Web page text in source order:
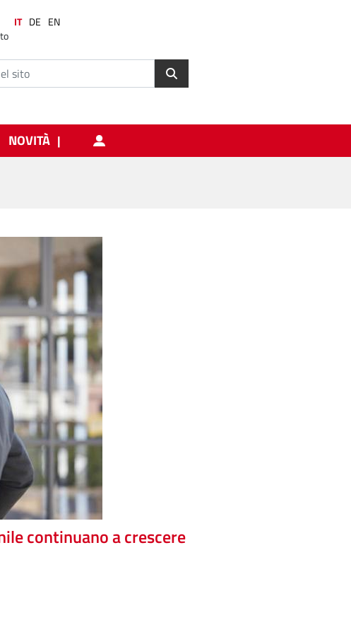
IT DE EN
NOVITÀ
continuano a crescere